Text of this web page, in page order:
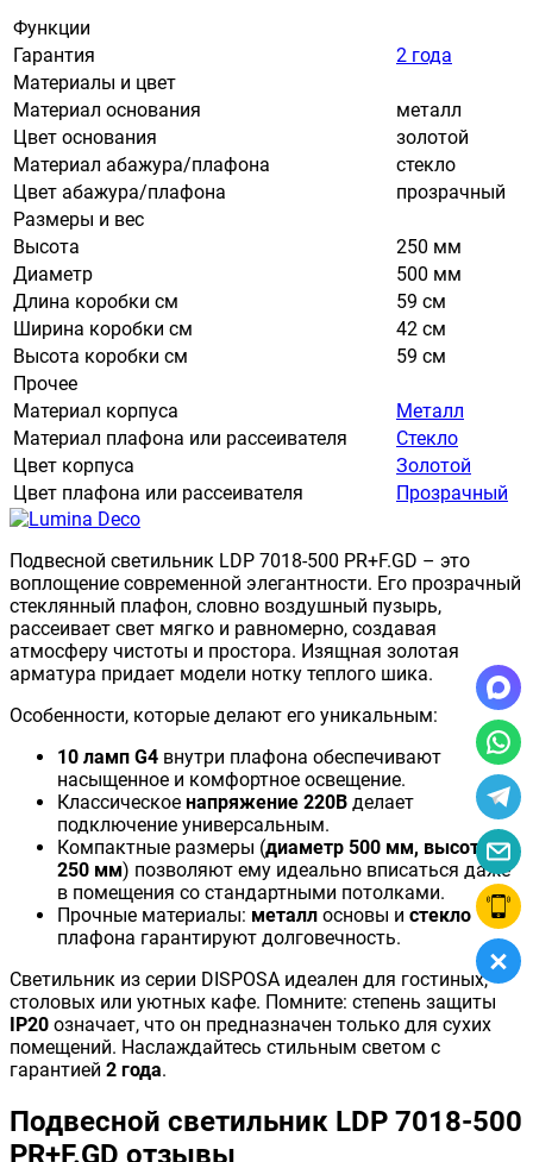
Функции
Гарантия
2 года
Материалы и цвет
Материал основания
металл
Цвет основания
золотой
Материал абажура/плафона
стекло
Цвет абажура/плафона
прозрачный
Размеры и вес
Высота
250 мм
Диаметр
500 мм
Длина коробки см
59 см
Ширина коробки см
42 см
Высота коробки см
59 см
Прочее
Материал корпуса
Металл
Материал плафона или рассеивателя
Стекло
Цвет корпуса
Золотой
Цвет плафона или рассеивателя
Прозрачный
Подвесной светильник LDP 7018-500 PR+F.GD – это
воплощение современной элегантности. Его прозрачный
стеклянный плафон, словно воздушный пузырь,
рассеивает свет мягко и равномерно, создавая
атмосферу чистоты и простора. Изящная золотая
арматура придает модели нотку теплого шика.
Особенности, которые делают его уникальным:
10 ламп G4 внутри плафона обеспечивают
насыщенное и комфортное освещение.
Классическое напряжение 220В делает
подключение универсальным.
Компактные размеры (диаметр 500 мм, высота
250 мм) позволяют ему идеально вписаться даже
в помещения со стандартными потолками.
Прочные материалы: металл основы и стекло
плафона гарантируют долговечность.
Светильник из серии DISPOSA идеален для гостиных,
столовых или уютных кафе. Помните: степень защиты
IP20 означает, что он предназначен только для сухих
помещений. Наслаждайтесь стильным светом с
гарантией 2 года.
Подвесной светильник LDP 7018-500
PR+F.GD отзывы